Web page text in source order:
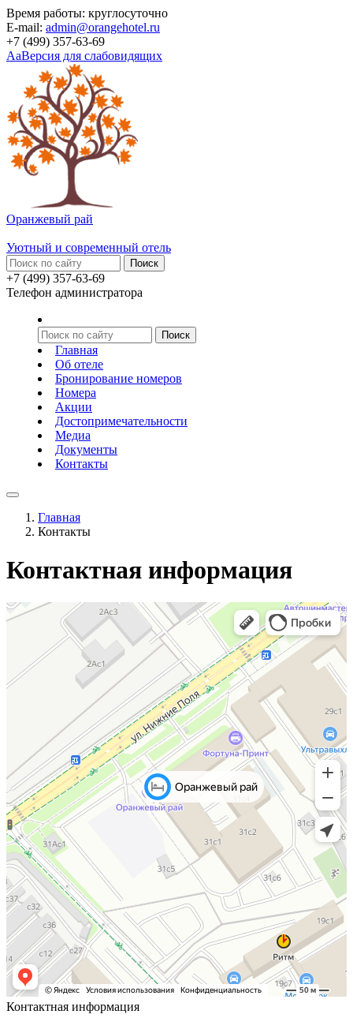
Время работы: круглосуточно
E-mail: admin@orangehotel.ru
+7 (499) 357-63-69
AaВерсия для слабовидящих
Оранжевый рай
Уютный и современный отель
+7 (499) 357-63-69
Телефон администратора
Главная
Об отеле
Бронирование номеров
Номера
Акции
Достопримечательности
Медиа
Документы
Контакты
Главная
Контакты
Контактная информация
Контактная информация